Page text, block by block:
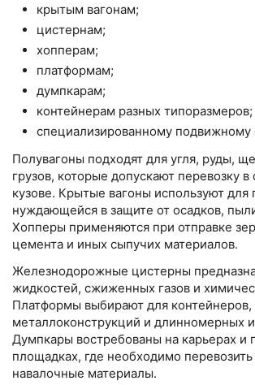
крытым вагонам;
цистернам;
хопперам;
платформам;
думпкарам;
контейнерам разных типоразмеров;
специализированному подвижному
Полувагоны подходят для угля, руды,
грузов, которые допускают перевозку
кузове. Крытые вагоны используют для
нуждающейся в защите от осадков,
Хопперы применяются при отправке
цемента и иных сыпучих материалов.
Железнодорожные цистерны
жидкостей, сжиженных газов и
Платформы выбирают для контейнеров,
металлоконструкций и длинномерных
Думпкары востребованы на карьерах
площадках, где необходимо
навалочные материалы.